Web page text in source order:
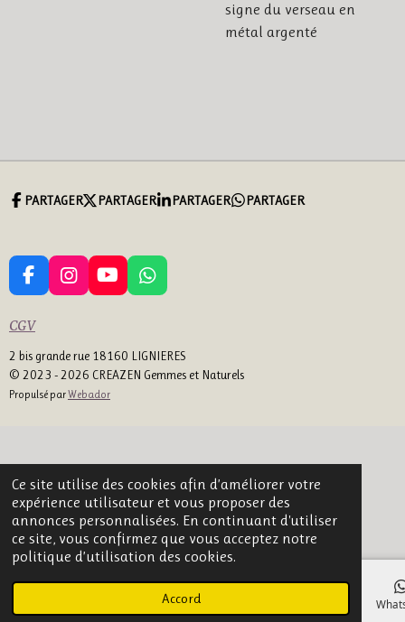
Ce site utilise des cookies afin d’améliorer votre
expérience utilisateur et vous proposer des
annonces personnalisées. En continuant d'utiliser
ce site, vous confirmez que vous acceptez notre
politique d’utilisation des cookies.
Accord
signe du verseau en
métal argenté
PARTAGER PARTAGER PARTAGER PARTAGER
F
A
C
E
B
O
O
I
N
A
G
R
Y
O
U
B
E
W
H
S
A
CGV
2 bis grande rue 18160 LIGNIERES
© 2023 - 2026 CREAZEN Gemmes et Naturels
Propulsé parWebador
Téléphone